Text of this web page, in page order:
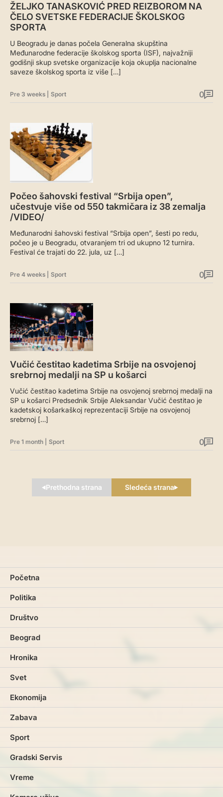
ŽELJKO TANASKOVIĆ PRED REIZBOROM NA
ČELO SVETSKE FEDERACIJE ŠKOLSKOG
SPORTA
U Beogradu je danas počela Generalna skupština
Međunarodne federacije školskog sporta (ISF), najvažniji
godišnji skup svetske organizacije koja okuplja nacionalne
saveze školskog sporta iz više […]
Pre 3 weeks Sport 0
Počeo šahovski festival “Srbija open”,
učestvuje više od 550 takmičara iz 38 zemalja
/VIDEO/
Međunarodni šahovski festival “Srbija open”, šesti po redu,
počeo je u Beogradu, otvaranjem tri od ukupno 12 turnira.
Festival će trajati do 22. jula, uz […]
Pre 4 weeks Sport 0
Vučić čestitao kadetima Srbije na osvojenoj
srebrnoj medalji na SP u košarci
Vučić čestitao kadetima Srbije na osvojenoj srebrnoj medalji na
SP u košarci Predsednik Srbije Aleksandar Vučić čestitao je
kadetskoj košarkaškoj reprezentaciji Srbije na osvojenoj
srebrnoj […]
Pre 1 month Sport 0
Prethodna strana Sledeća strana
Početna
Politika
Društvo
Beograd
Hronika
Svet
Ekonomija
Zabava
Sport
Gradski Servis
Vreme